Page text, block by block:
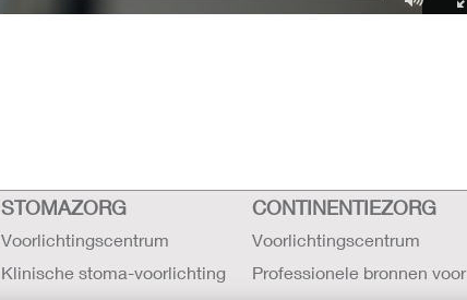
STOMAZORG
Voorlichtingscentrum
Klinische stoma-voorlichting
CONTINENTIEZORG
Voorlichtingscentrum
Professionele bronnen voor